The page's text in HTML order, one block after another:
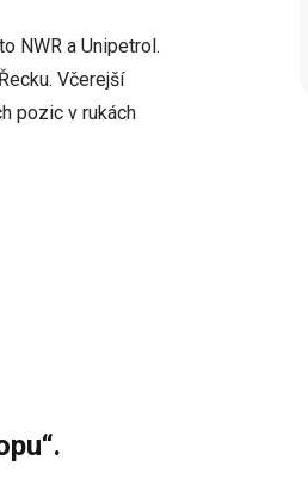
NWR a Unipetrol.
Včerejší
pozic v rukách